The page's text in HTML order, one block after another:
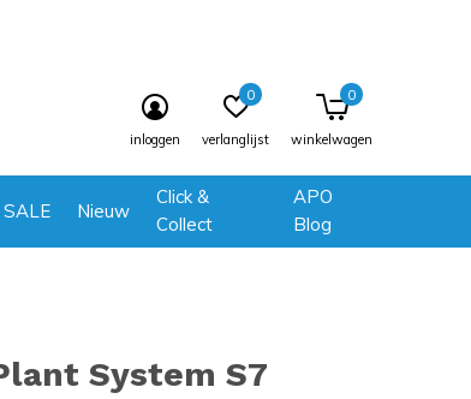
SALE Nieuw
Click &
Collect
APO
Blog
inloggen verlanglijst
0
winkelwagen
0
System S7